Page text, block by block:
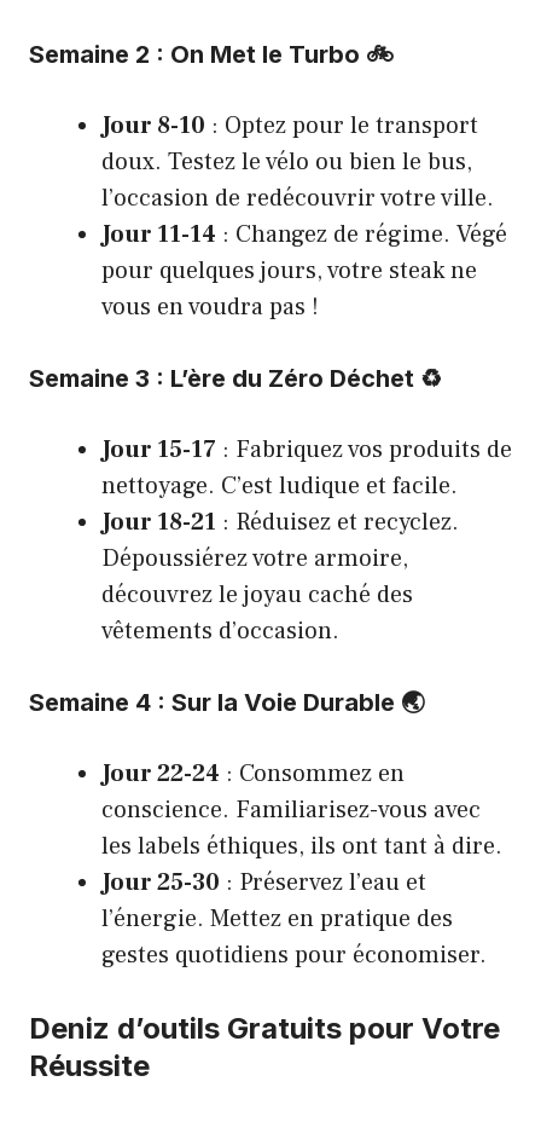
Semaine 2 : On Met le Turbo 🚲
Jour 8-10 : Optez pour le transport
doux. Testez le vélo ou bien le bus,
l’occasion de redécouvrir votre ville.
Jour 11-14 : Changez de régime. Végé
pour quelques jours, votre steak ne
vous en voudra pas !
Semaine 3 : L’ère du Zéro Déchet ♻️
Jour 15-17 : Fabriquez vos produits de
nettoyage. C’est ludique et facile.
Jour 18-21 : Réduisez et recyclez.
Dépoussiérez votre armoire,
découvrez le joyau caché des
vêtements d’occasion.
Semaine 4 : Sur la Voie Durable 🌏
Jour 22-24 : Consommez en
conscience. Familiarisez-vous avec
les labels éthiques, ils ont tant à dire.
Jour 25-30 : Préservez l’eau et
l’énergie. Mettez en pratique des
gestes quotidiens pour économiser.
Deniz d’outils Gratuits pour Votre
Réussite